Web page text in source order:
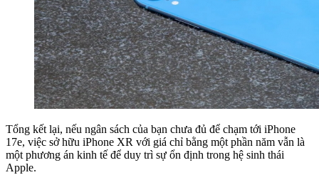
Tổng kết lại, nếu ngân sách của bạn chưa đủ để chạm tới iPhone
17e, việc sở hữu iPhone XR với giá chỉ bằng một phần năm vẫn là
một phương án kinh tế để duy trì sự ổn định trong hệ sinh thái
Apple.